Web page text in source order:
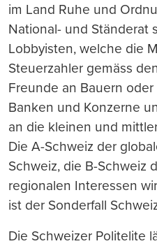
im Land Ruhe und
National- und Ständerat
Lobbyisten, welche die
Steuerzahler gemäss
Freunde an Bauern
Banken und Konzerne
an die kleinen und
Die A-Schweiz der
Schweiz, die B-Schweiz
regionalen Interessen
ist der Sonderfall
Die Schweizer Politelite